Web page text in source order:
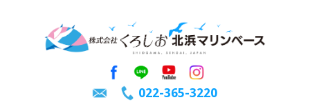
022-365-3220